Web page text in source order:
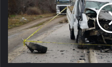
can
kaybı!